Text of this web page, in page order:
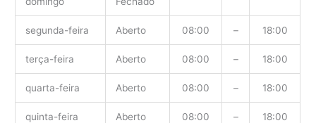
segunda-feira Aberto 08:00 – 18:00
terça-feira Aberto 08:00 – 18:00
quarta-feira Aberto 08:00 – 18:00
quinta-feira Aberto 08:00 – 18:00